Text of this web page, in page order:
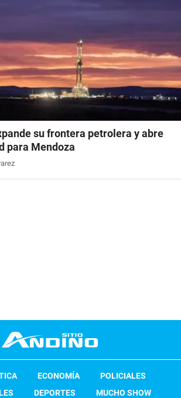
su frontera petrolera y abre
para Mendoza
ECONOMÍA
POLICIALES
DEPORTES
MUCHO SHOW